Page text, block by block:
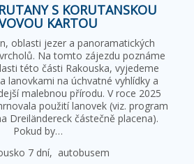
S KORUTANSKOU
KARTOU
oblasti jezer a panoramatických
Na tomto zájezdu poznáme
této části Rakouska, vyjedeme
lanovkami na úchvatné vyhlídky a
malebnou přírodu. V roce 2025
použití lanovek (viz. program
Dreiländereck částečně placena).
Pokud by…
7 dní, autobusem